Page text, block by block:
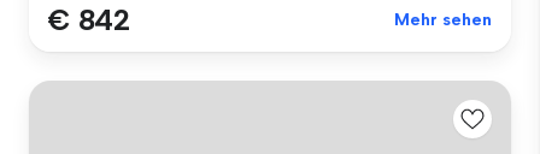
€ 842 Mehr sehen